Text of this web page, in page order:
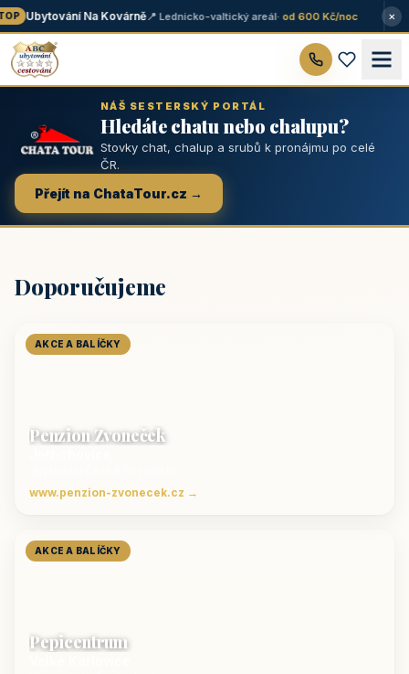
Ubytování Na Kovárně📍 Lednicko-valtický areál· od 600 Kč/noc ×
NÁŠ SESTERSKÝ PORTÁL
Hledáte chatu nebo chalupu?
Stovky chat, chalup a srubů k pronájmu po celé
ČR.
Přejít na ChataTour.cz →
Doporučujeme
AKCE A BALÍČKY
Penzion Zvoneček
www.penzion-zvonecek.cz →
AKCE A BALÍČKY
Pepicentrum